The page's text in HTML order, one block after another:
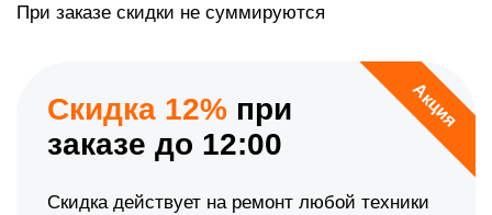
При заказе скидки не суммируются
Акция
Скидка 12% при
заказе до 12:00
Скидка действует на ремонт любой техники